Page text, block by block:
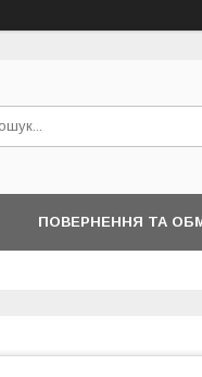
ПОВЕРНЕННЯ ТА